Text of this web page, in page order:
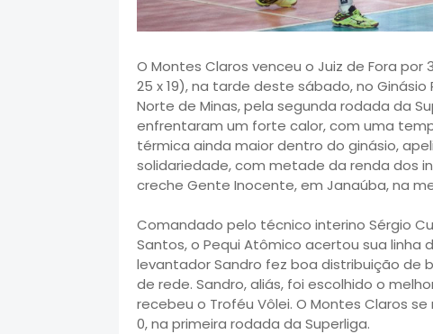
O Montes Claros venceu o Juiz de Fora por
25 x 19), na tarde deste sábado, no
Norte de Minas, pela segunda rodada da
enfrentaram um forte calor, com uma
térmica ainda maior dentro do ginásio,
solidariedade, com metade da renda dos
creche Gente Inocente, em Janaúba, na
Comandado pelo técnico interino Sérgio
Santos, o Pequi Atômico acertou sua linha
levantador Sandro fez boa distribuição de
de rede. Sandro, aliás, foi escolhido o
recebeu o Troféu Vôlei. O Montes Claros
0, na primeira rodada da Superliga.